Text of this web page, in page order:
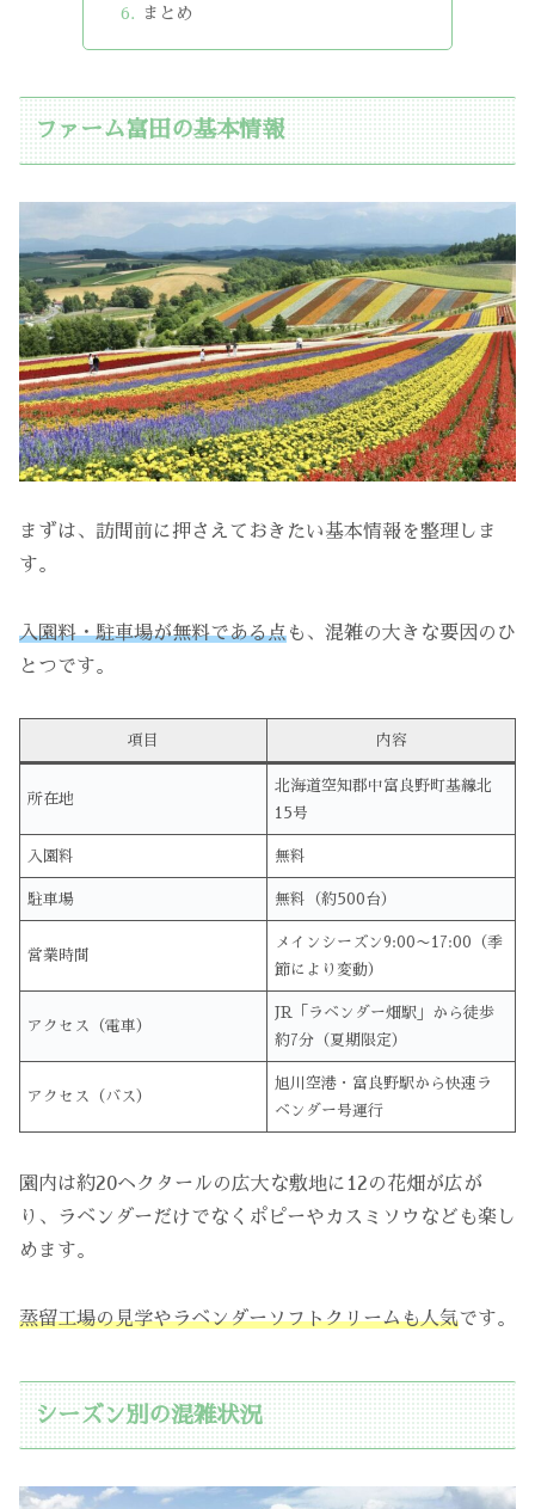
まとめ
ファーム富田の基本情報
まずは、訪問前に押さえておきたい基本情報を整理しま
す。
入園料・駐車場が無料である点も、混雑の大きな要因のひ
とつです。
項目 内容
所在地
北海道空知郡中富良野町基線北
15号
入園料 無料
駐車場 無料（約500台）
営業時間
メインシーズン9:00〜17:00（季
節により変動）
アクセス（電車）
JR「ラベンダー畑駅」から徒歩
約7分（夏期限定）
アクセス（バス）
旭川空港・富良野駅から快速ラ
ベンダー号運行
園内は約20ヘクタールの広大な敷地に12の花畑が広が
り、ラベンダーだけでなくポピーやカスミソウなども楽し
めます。
蒸留工場の見学やラベンダーソフトクリームも人気です。
シーズン別の混雑状況